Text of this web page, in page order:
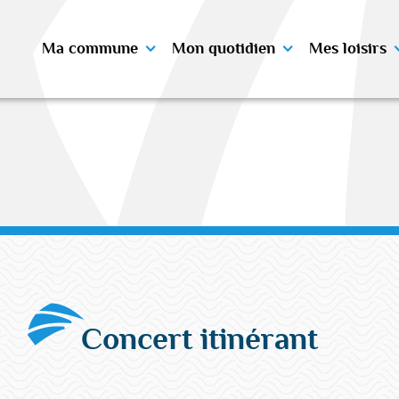
Ma commune Mon quotidien Mes loisirs
Concert itinérant